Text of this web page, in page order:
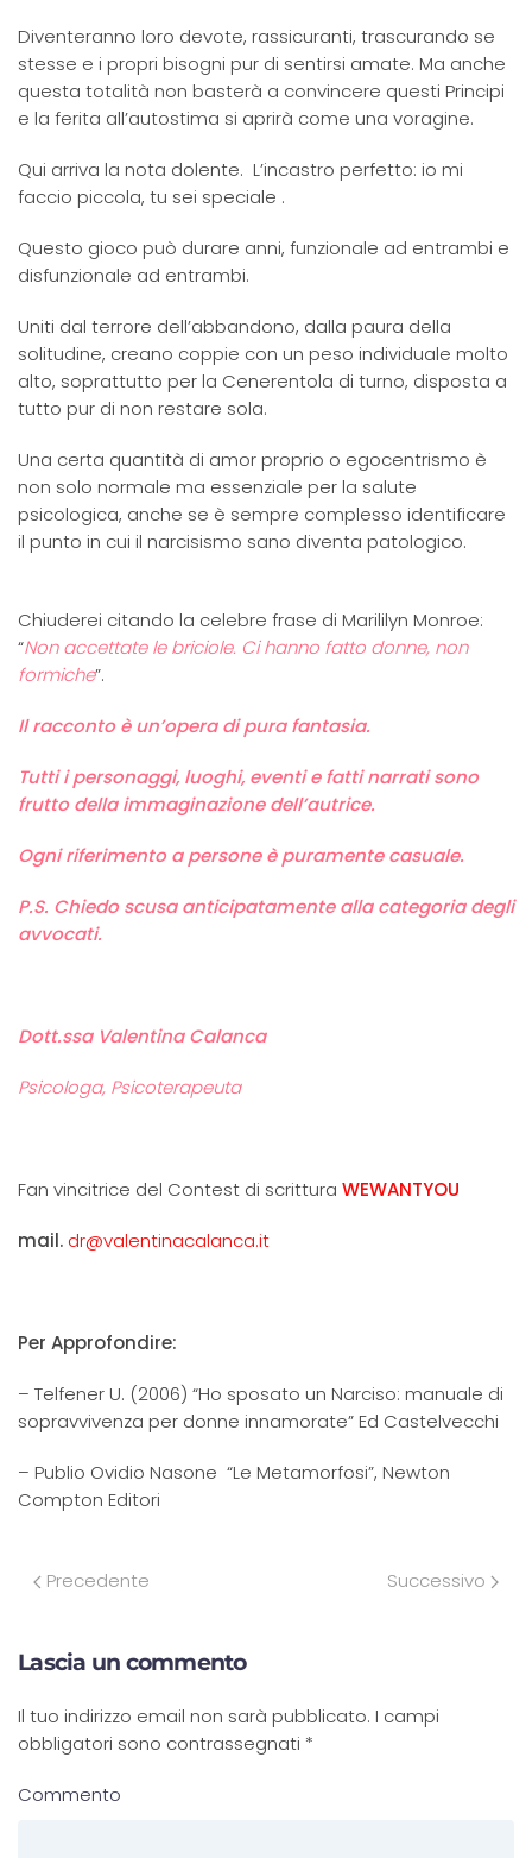
Diventeranno loro devote, rassicuranti, trascurando se
stesse e i propri bisogni pur di sentirsi amate. Ma anche
questa totalità non basterà a convincere questi Principi
e la ferita all’autostima si aprirà come una voragine.
Qui arriva la nota dolente. L’incastro perfetto: io mi
faccio piccola, tu sei speciale .
Questo gioco può durare anni, funzionale ad entrambi e
disfunzionale ad entrambi.
Uniti dal terrore dell’abbandono, dalla paura della
solitudine, creano coppie con un peso individuale molto
alto, soprattutto per la Cenerentola di turno, disposta a
tutto pur di non restare sola.
Una certa quantità di amor proprio o egocentrismo è
non solo normale ma essenziale per la salute
psicologica, anche se è sempre complesso identificare
il punto in cui il narcisismo sano diventa patologico.
Chiuderei citando la celebre frase di Marililyn Monroe:
“Non accettate le briciole. Ci hanno fatto donne, non
formiche”.
Il racconto è un’opera di pura fantasia.
Tutti i personaggi, luoghi, eventi e fatti narrati sono
frutto della immaginazione dell’autrice.
Ogni riferimento a persone è puramente casuale.
P.S. Chiedo scusa anticipatamente alla categoria degli
avvocati.
Dott.ssa Valentina Calanca
Psicologa, Psicoterapeuta
Fan vincitrice del Contest di scrittura WEWANTYOU
mail. dr@valentinacalanca.it
Per Approfondire:
– Telfener U. (2006) “Ho sposato un Narciso: manuale di
sopravvivenza per donne innamorate” Ed Castelvecchi
– Publio Ovidio Nasone “Le Metamorfosi”, Newton
Compton Editori
Precedente Successivo
Lascia un commento
Il tuo indirizzo email non sarà pubblicato. I campi
obbligatori sono contrassegnati *
Commento